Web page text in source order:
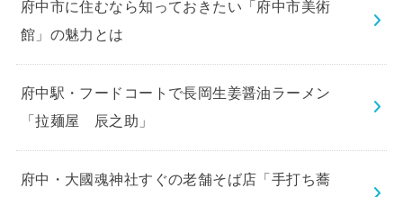
府中市に住むなら知っておきたい「府中市美術
館」の魅力とは
府中駅・フードコートで長岡生姜醤油ラーメン
「拉麺屋 辰之助」
府中・大國魂神社すぐの老舗そば店「手打ち蕎